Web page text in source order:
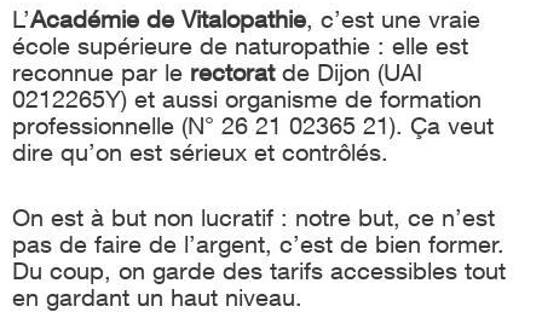
L’Académie de Vitalopathie, c’est une vraie
école supérieure de naturopathie : elle est
reconnue par le rectoratde Dijon (UAI
0212265Y) et aussi organisme de formation
professionnelle (N° 26 21 02365 21). Ça veut
dire qu’on est sérieux et contrôlés.
On est à but non lucratif : notre but, ce n’est
pas de faire de l’argent, c’est de bien former.
Du coup, on garde des tarifs accessibles tout
en gardant un haut niveau.